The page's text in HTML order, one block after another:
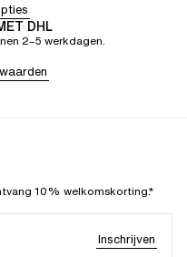
DHL
2–5 werkdagen.
10% welkomskorting.*
Inschrijven